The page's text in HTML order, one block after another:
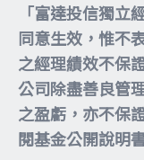
「富達投信獨
同意生效，惟不
之經理績效不保
公司除盡善良管
之盈虧，亦不保
閱基金公開說明